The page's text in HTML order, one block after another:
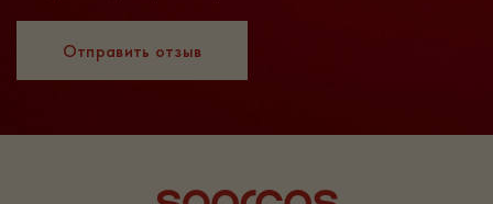
Отправить отзыв